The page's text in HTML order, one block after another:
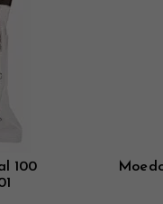
100